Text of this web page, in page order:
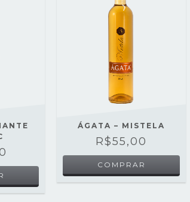
ÁGATA – MISTELA
R$55,00